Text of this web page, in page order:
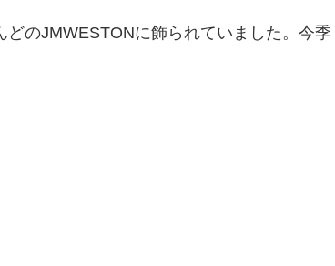
のJMWESTONに飾られていました。今季